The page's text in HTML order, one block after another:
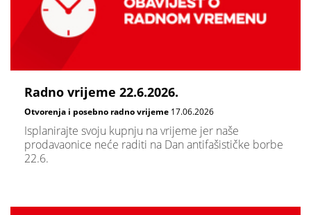
Radno vrijeme 22.6.2026.
Otvorenja i posebno radno vrijeme 17.06.2026
Isplanirajte svoju kupnju na vrijeme jer naše
prodavaonice neće raditi na Dan antifašističke borbe
22.6.